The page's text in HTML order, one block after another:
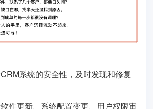
系统的安全性，及时发现和修复
件更新、系统配置变更、用户权限审